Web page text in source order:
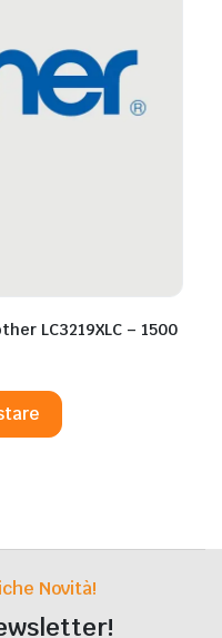
LC3219XLC – 1500
Novità!